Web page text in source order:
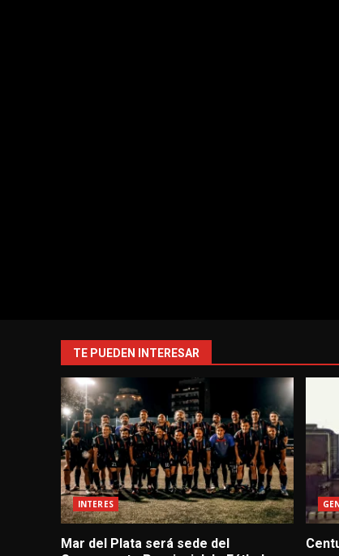
TE PUEDEN INTERESAR
INTERES
Mar del Plata será sede del